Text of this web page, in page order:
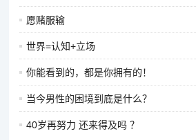
愿赌服输
世界=认知+立场
你能看到的，都是你拥有的！
当今男性的困境到底是什么？
40岁再努力 还来得及吗 ？